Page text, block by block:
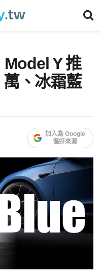
Y 推
、冰霜藍
加入為 Google
偏好來源